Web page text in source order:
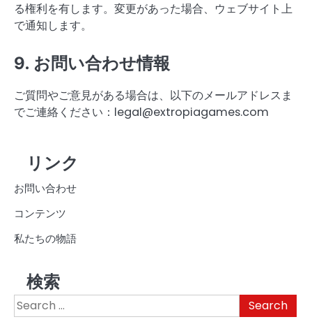
る権利を有します。変更があった場合、ウェブサイト上
で通知します。
9. お問い合わせ情報
ご質問やご意見がある場合は、以下のメールアドレスま
でご連絡ください： legal@extropiagames.com
リンク
お問い合わせ
コンテンツ
私たちの物語
検索
Search
for: